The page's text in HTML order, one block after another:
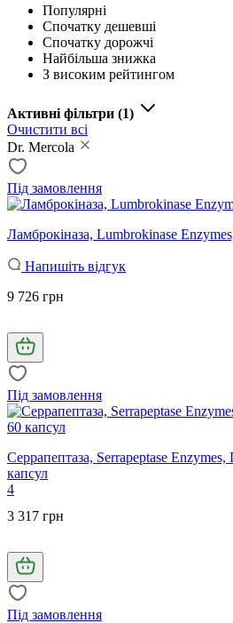
Популярні
Спочатку дешевші
Спочатку дорожчі
Найбільша знижка
З високим рейтингом
Активні фільтри (1)
Очистити всі
Dr. Mercola
Під замовлення
Ламброкіназа, Lumbrokinase
Напишіть відгук
9 726 грн
Під замовлення
Серрапептаза, Serrapeptase
капсул
4
3 317 грн
Під замовлення